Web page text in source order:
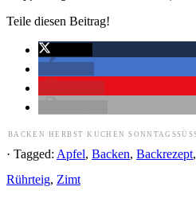
Teile diesen Beitrag!
BACKEN HERBST KUCHEN SONNTAGSSÜSS
· Tagged: Apfel, Backen, Backrezept,
Rührteig, Zimt